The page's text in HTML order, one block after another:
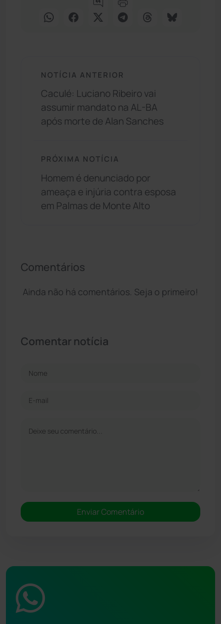
NOTÍCIA ANTERIOR
Caculé: Luciano Ribeiro vai
assumir mandato na AL-BA
após morte de Alan Sanches
PRÓXIMA NOTÍCIA
Homem é denunciado por
ameaça e injúria contra esposa
em Palmas de Monte Alto
Comentários
Ainda não há comentários. Seja o primeiro!
Comentar notícia